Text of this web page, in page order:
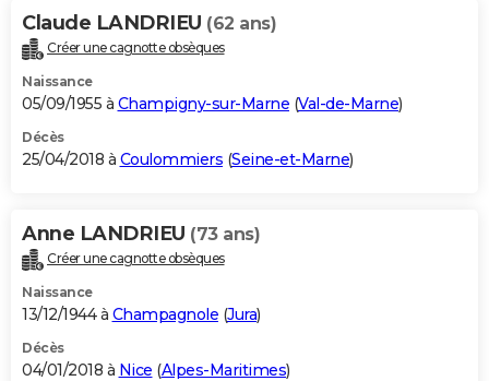
Claude LANDRIEU (62 ans)
Créer une cagnotte obsèques
Naissance
05/09/1955 à Champigny-sur-Marne (Val-de-Marne)
Décès
25/04/2018 à Coulommiers (Seine-et-Marne)
Anne LANDRIEU (73 ans)
Créer une cagnotte obsèques
Naissance
13/12/1944 à Champagnole (Jura)
Décès
04/01/2018 à Nice (Alpes-Maritimes)